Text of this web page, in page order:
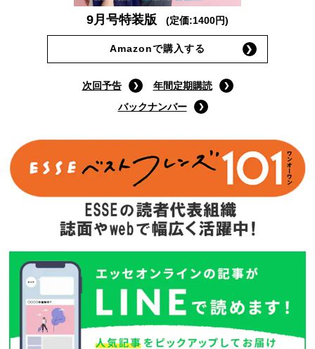
9月号特装版 (定価:1400円)
Amazonで購入する
次回予告
年間定期購読
バックナンバー